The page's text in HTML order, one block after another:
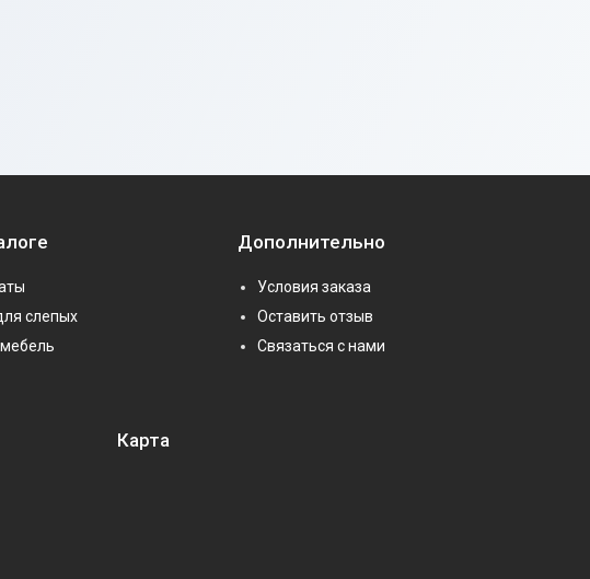
слепых
Дополнительно
Условия заказа
Оставить отзыв
Связаться с нами
Карта